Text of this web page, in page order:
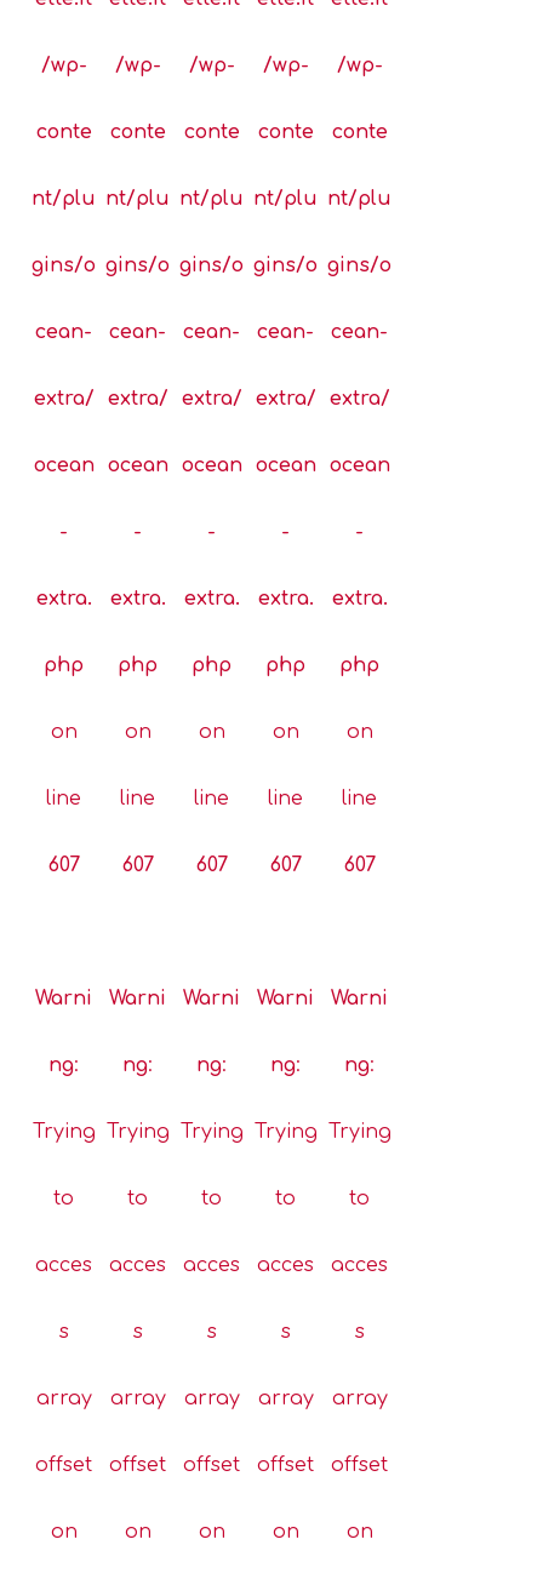
/wp-
conte
nt/plu
gins/o
cean-
extra/
ocean
-
extra.
php
on
line
607
Warni
ng:
Trying
to
acces
s
array
offset
on
/wp-
conte
nt/plu
gins/o
cean-
extra/
ocean
-
extra.
php
on
line
607
Warni
ng:
Trying
to
acces
s
array
offset
on
/wp-
conte
nt/plu
gins/o
cean-
extra/
ocean
-
extra.
php
on
line
607
Warni
ng:
Trying
to
acces
s
array
offset
on
/wp-
conte
nt/plu
gins/o
cean-
extra/
ocean
-
extra.
php
on
line
607
Warni
ng:
Trying
to
acces
s
array
offset
on
/wp-
conte
nt/plu
gins/o
cean-
extra/
ocean
-
extra.
php
on
line
607
Warni
ng:
Trying
to
acces
s
array
offset
on